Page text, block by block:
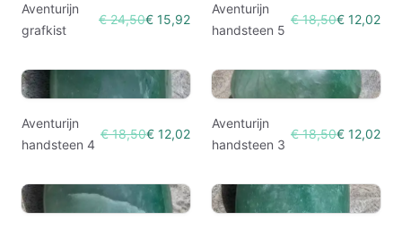
Aventurijn
grafkist
€ 24,50€ 15,92
Aventurijn
handsteen 5
€ 18,50€ 12,02
Aventurijn
handsteen 4
€ 18,50€ 12,02
Aventurijn
handsteen 3
€ 18,50€ 12,02